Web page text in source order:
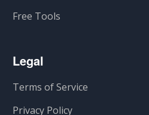
Free Tools
Legal
Terms of Service
Privacy Policy